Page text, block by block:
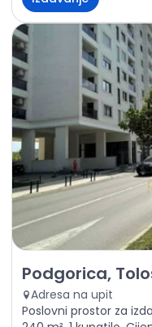
Izdavanje - Poslovni
Podgorica,
Adresa na upit
Poslovni prostor za